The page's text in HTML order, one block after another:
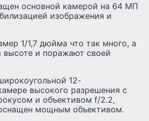
основной камерой на 64 МП
изображения и
1/1,7 дюйма что так много, а
высоте и поражают своей
12-
высокого разрешения с
и объективом f/2.2,
мощным объективом.